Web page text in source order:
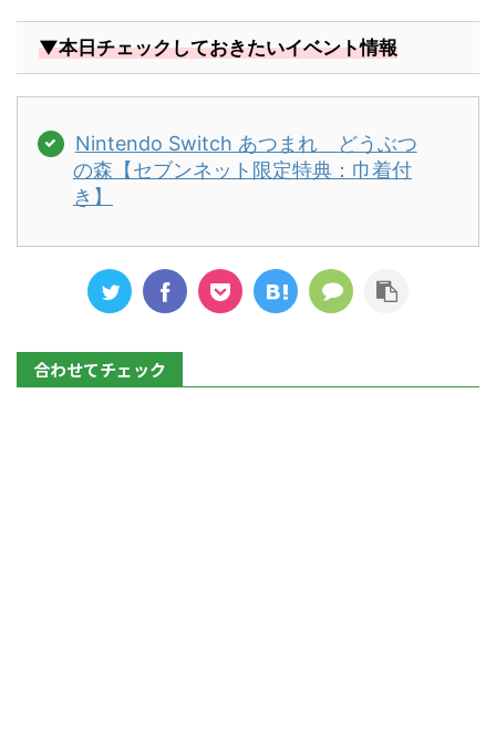
▼本日チェックしておきたいイベント情報
Nintendo Switch あつまれ どうぶつ
の森【セブンネット限定特典：巾着付
き】
合わせてチェック